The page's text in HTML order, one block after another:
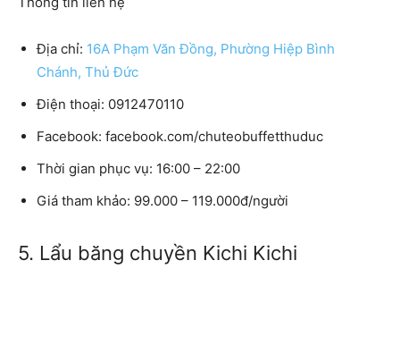
Địa chỉ: 16A Phạm Văn Đồng, Phường Hiệp Bình
Chánh, Thủ Đức
Điện thoại: 0912470110
Facebook: facebook.com/chuteobuffetthuduc
Thời gian phục vụ: 16:00 – 22:00
Giá tham khảo: 99.000 – 119.000đ/người
5. Lẩu băng chuyền Kichi Kichi